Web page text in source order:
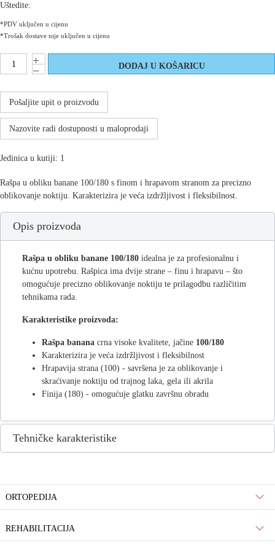
ORTOPEDIJA
REHABILITACIJA
Uštedite:
*PDV uključen u cijenu
*Trošak dostave nije uključen u cijenu
Pošaljite upit o proizvodu
Nazovite radi dostupnosti u maloprodaji
Jedinica u kutiji: 1
Rašpa u obliku banane 100/180 s finom i hrapavom stranom za precizno
oblikovanje noktiju. Karakterizira je veća izdržljivost i fleksibilnost.
Opis proizvoda
Rašpa u obliku banane 100/180 idealna je za profesionalnu i
kućnu upotrebu. Rašpica ima dvije strane – finu i hrapavu – što
omogućuje precizno oblikovanje noktiju te prilagodbu različitim
tehnikama rada.
Karakteristike proizvoda:
Rašpa banana crna visoke kvalitete, jačine 100/180
Karakterizira je veća izdržljivost i fleksibilnost
Hrapavija strana (100) - savršena je za oblikovanje i
skraćivanje noktiju od trajnog laka, gela ili akrila
Finija (180) - omogućuje glatku završnu obradu
Tehničke karakteristike